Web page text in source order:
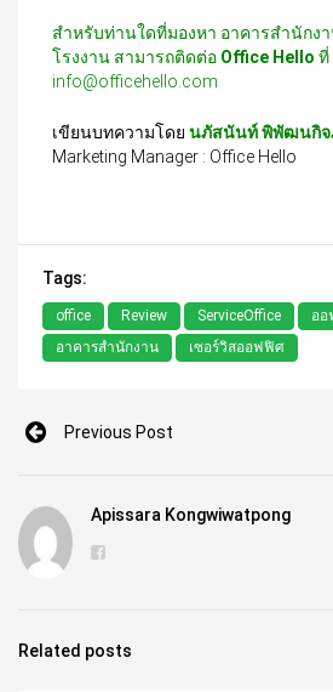
สำหรับท่านใดที่มองหา อาคารสำนักง
โรงงาน สามารถติดต่อ Office Hello ที่
info@officehello.com
เขียนบทความโดย นภัสนันท์ พิพัฒนกิจ
Marketing Manager : Office Hello
Tags:
office Review ServiceOffice
อ
อาคารสำนักงาน
เซอร์วิสออฟฟิศ
Previous Post
Apissara Kongwiwatpong
Related posts